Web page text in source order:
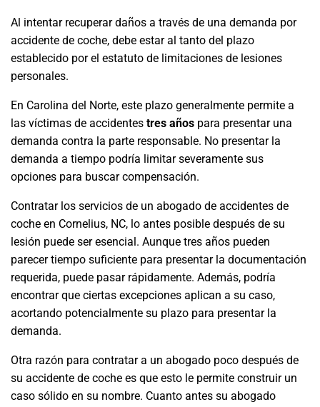
Al intentar recuperar daños a través de una demanda por
accidente de coche, debe estar al tanto del plazo
establecido por el estatuto de limitaciones de lesiones
personales.
En Carolina del Norte, este plazo generalmente permite a
las víctimas de accidentes tres años para presentar una
demanda contra la parte responsable. No presentar la
demanda a tiempo podría limitar severamente sus
opciones para buscar compensación.
Contratar los servicios de un abogado de accidentes de
coche en Cornelius, NC, lo antes posible después de su
lesión puede ser esencial. Aunque tres años pueden
parecer tiempo suficiente para presentar la documentación
requerida, puede pasar rápidamente. Además, podría
encontrar que ciertas excepciones aplican a su caso,
acortando potencialmente su plazo para presentar la
demanda.
Otra razón para contratar a un abogado poco después de
su accidente de coche es que esto le permite construir un
caso sólido en su nombre. Cuanto antes su abogado